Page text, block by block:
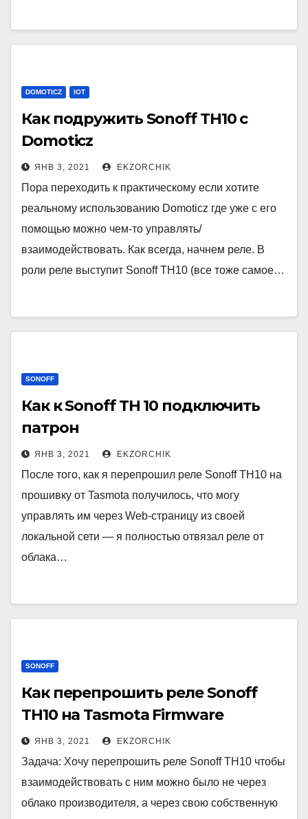
DOMOTICZ IOT
Как подружить Sonoff TH10 с
Domoticz
ЯНВ 3, 2021 EKZORCHIK
Пора переходить к практическому если хотите
реальному использованию Domoticz где уже с его
помощью можно чем-то управлять/
взаимодействовать. Как всегда, начнем реле. В
роли реле выступит Sonoff TH10 (все тоже самое…
SONOFF
Как к Sonoff TH 10 подключить
патрон
ЯНВ 3, 2021 EKZORCHIK
После того, как я перепрошил реле Sonoff TH10 на
прошивку от Tasmota получилось, что могу
управлять им через Web-страницу из своей
локальной сети — я полностью отвязал реле от
облака…
SONOFF
Как перепрошить реле Sonoff
TH10 на Tasmota Firmware
ЯНВ 3, 2021 EKZORCHIK
Задача: Хочу перепрошить реле Sonoff TH10 чтобы
взаимодействовать с ним можно было не через
облако производителя, а через свою собственную